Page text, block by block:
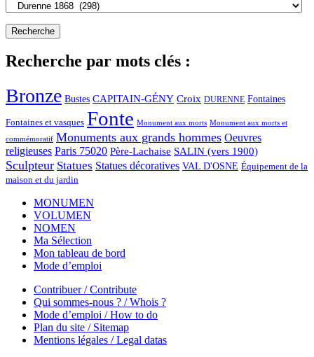
Recherche par mots clés :
Bronze Bustes CAPITAIN-GÉNY Croix DURENNE Fontaines
Fontaines et vasques Fonte Monument aux morts Monument aux morts et
commémoratif Monuments aux grands hommes Oeuvres
religieuses Paris 75020 Père-Lachaise SALIN (vers 1900)
Sculpteur Statues Statues décoratives VAL D'OSNE Équipement de la
maison et du jardin
MONUMEN
VOLUMEN
NOMEN
Ma Sélection
Mon tableau de bord
Mode d’emploi
Contribuer / Contribute
Qui sommes-nous ? / Whois ?
Mode d’emploi / How to do
Plan du site / Sitemap
Mentions légales / Legal datas